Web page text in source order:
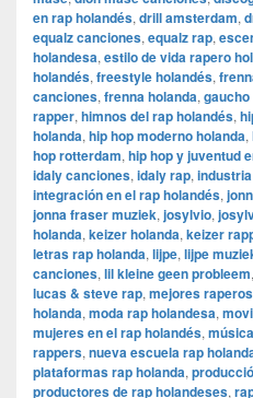
en rap holandés, drill amsterdam,
equalz canciones, equalz rap,
holandesa, estilo de vida rapero
holandés, freestyle holandés,
canciones, frenna holanda,
rapper, himnos del rap holandés,
holanda, hip hop moderno holanda,
hop rotterdam, hip hop y juventud
idaly canciones, idaly rap,
integración en el rap holandés,
jonna fraser muziek, josylvio,
holanda, keizer holanda, keizer
letras rap holanda, lijpe, lijpe
canciones, lil kleine geen probleem,
lucas & steve rap, mejores
holanda, moda rap holandesa,
mujeres en el rap holandés,
rappers, nueva escuela rap
plataformas rap holanda,
productores de rap holandeses,